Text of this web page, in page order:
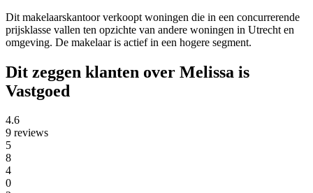
Dit makelaarskantoor verkoopt woningen die in een concurrerende
prijsklasse vallen ten opzichte van andere woningen in Utrecht en
omgeving. De makelaar is actief in een hogere segment.
Dit zeggen klanten over Melissa is
Vastgoed
4.6
9 reviews
5
8
4
0